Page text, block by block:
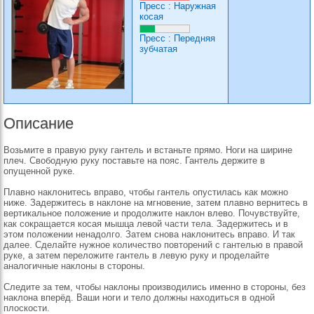
Пресс : Наружная
косая
Пресс : Передняя
зубчатая
Описание
Возьмите в правую руку гантель и встаньте прямо. Ноги на ширине
плеч. Свободную руку поставьте на пояс. Гантель держите в
опущенной руке.
Плавно наклонитесь вправо, чтобы гантель опустилась как можно
ниже. Задержитесь в наклоне на мгновение, затем плавно вернитесь в
вертикальное положение и продолжите наклон влево. Почувствуйте,
как сокращается косая мышца левой части тела. Задержитесь и в
этом положении ненадолго. Затем снова наклонитесь вправо. И так
далее. Сделайте нужное количество повторений с гантелью в правой
руке, а затем переложите гантель в левую руку и проделайте
аналогичные наклоны в стороны.
Следите за тем, чтобы наклоны производились именно в стороны, без
наклона вперёд. Ваши ноги и тело должны находиться в одной
плоскости.